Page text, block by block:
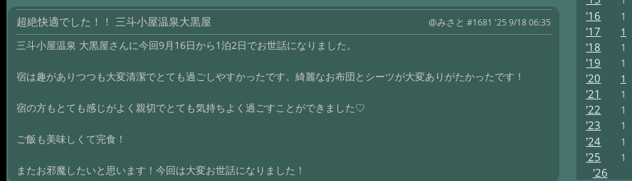
超絶快適でした！！ 三斗小屋温泉大黒屋 @みさと #1681 '25 9/18 06:35
三斗小屋温泉 大黒屋さんに今回9月16日から1泊2日でお世話になりました。
宿は趣がありつつも大変清潔でとても過ごしやすかったです。綺麗なお布団とシーツが大変ありがたかったです！
宿の方もとても感じがよく親切でとても気持ちよく過ごすことができました♡
ご飯も美味しくて完食！
またお邪魔したいと思います！今回は大変お世話になりました！
'16 1
'17 1
'18 1
'19 1
'20 1
'21 1
'22 1
'23 1
'24 1
'25 1
'26